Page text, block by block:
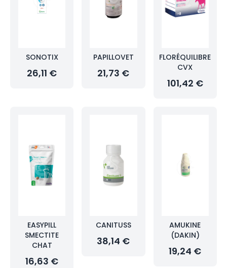
SONOTIX
26,11 €
PAPILLOVET
21,73 €
FLORÉQUILIBRE
CVX
101,42 €
EASYPILL
SMECTITE
CHAT
16,63 €
CANITUSS
38,14 €
AMUKINE
(DAKIN)
19,24 €